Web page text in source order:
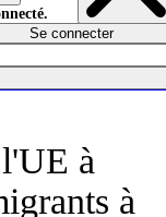
Se connecter
à
à